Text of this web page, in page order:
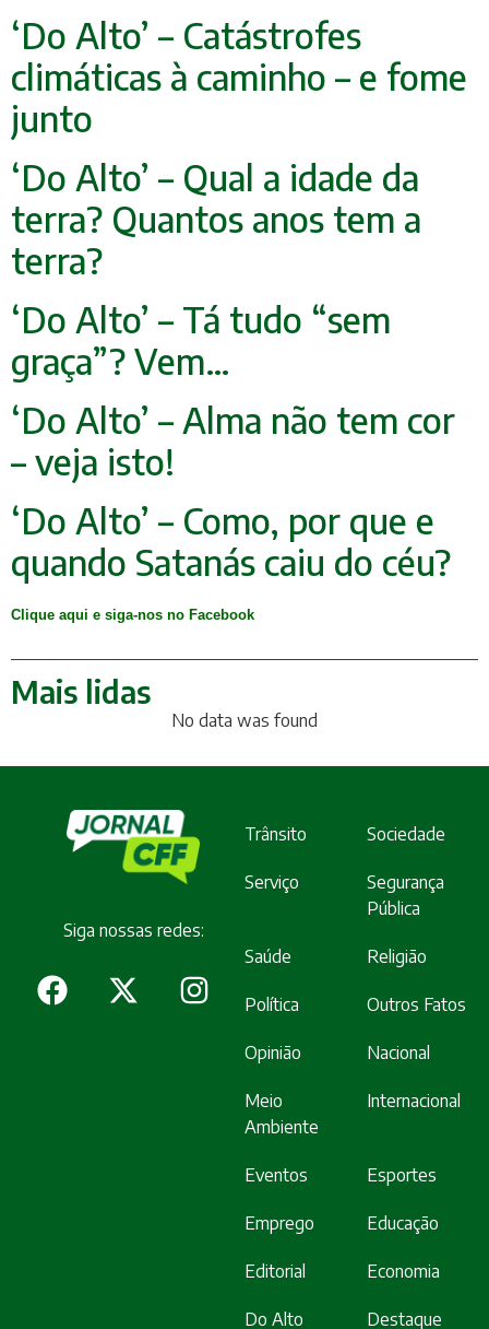
‘Do Alto’ – Catástrofes
climáticas à caminho – e fome
junto
‘Do Alto’ – Qual a idade da
terra? Quantos anos tem a
terra?
‘Do Alto’ – Tá tudo “sem
graça”? Vem…
‘Do Alto’ – Alma não tem cor
– veja isto!
‘Do Alto’ – Como, por que e
quando Satanás caiu do céu?
Clique aqui e siga-nos no Facebook
Mais lidas
No data was found
Siga nossas redes:
Trânsito Sociedade
Serviço
Segurança
Pública
Saúde Religião
Política Outros Fatos
Opinião Nacional
Meio
Ambiente
Internacional
Eventos Esportes
Emprego Educação
Editorial Economia
Do Alto Destaque